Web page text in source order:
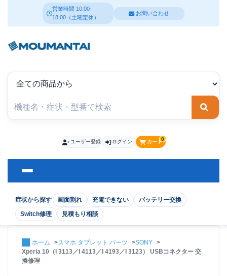
営業時間 10:00-
18:00（土曜定休）
お問い合わせ
検索
症状から探す 画面割れ 充電できない
バッテリー交換
Switch修理
見積もり相談
ユーザー登録 ログイン カート0
ホーム スマホ タブレット パーツ
SONY
Xperia 10（I 3113／I 4113／I 4193／I 3123） USBコネクター 交
換修理